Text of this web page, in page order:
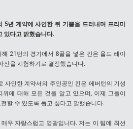
5년 계약에 사인한 뒤 기쁨을 드러내며 프리미
있다고 밝혔습니다.
21번의 경기에서 8골을 넣은 킨은 올드 레이
신을 시험하기로 결정했습니다.
사인한 계약서의 주인공인 킨은 에버턴의 기성
에 대해 모든 것을 알고 있으며, 이제 그들이
할 수 있도록 돕고 싶다고 말했습니다.
우 자랑스럽고 영광입니다. 저는 이 팀에 최선